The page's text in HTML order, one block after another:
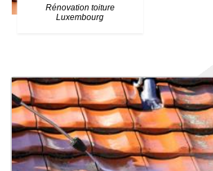
Rénovation toiture
Luxembourg